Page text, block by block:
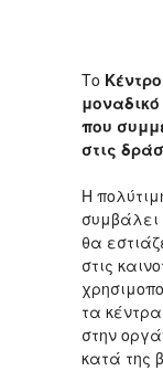
Το
που
στις
Η
συμβάλει
θα
στις
τα
στην
κατά της